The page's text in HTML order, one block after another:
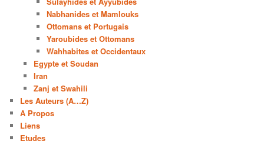
Nabhanides et Mamlouks
Ottomans et Portugais
Yaroubides et Ottomans
Wahhabites et Occidentaux
Egypte et Soudan
Iran
Zanj et Swahili
Les Auteurs (A…Z)
A Propos
Liens
Etudes